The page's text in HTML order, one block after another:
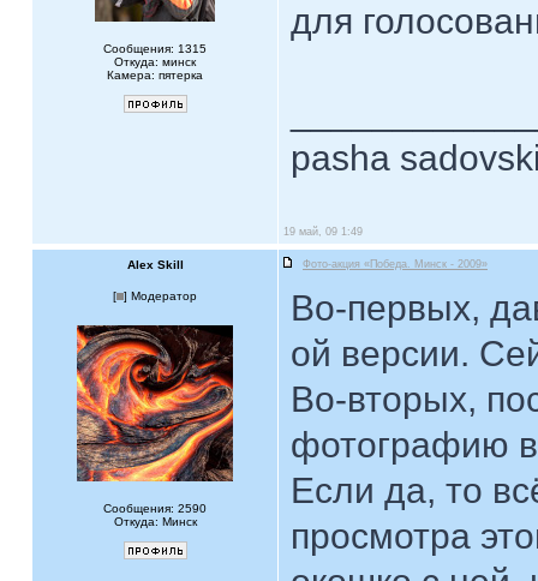
Сообщения: 1315
Откуда: минск
Камера: пятерка
для
pasha
19 май, 09 1:49
Alex Skill Фото-акция «Победа. Минск - 2009»
[ ] Модератор
Сообщения: 2590
Откуда: Минск
Во-первых,
ой версии.
Во-вторых,
фотографию
Если да, то
просмотра